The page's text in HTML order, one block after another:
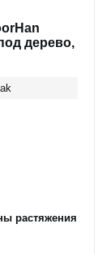
дерево,
растяжения